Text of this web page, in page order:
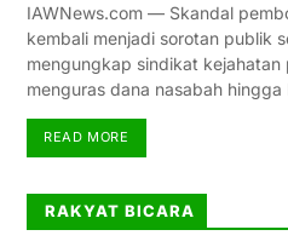
IAWNews.com — Skandal
kembali menjadi sorotan publik
mengungkap sindikat
menguras dana nasabah
READ MORE
RAKYAT BICARA